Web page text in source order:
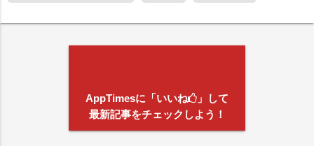
AppTimesに「いいね
」して
最新記事をチェックしよう！